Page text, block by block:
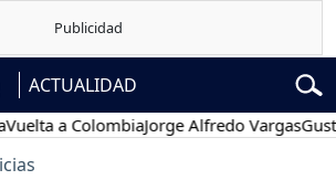
ACTUALIDAD
a ColombiaJorge Alfredo VargasGustavo